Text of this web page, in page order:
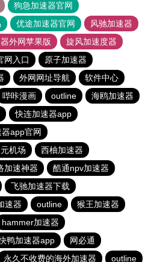
狗急加速器官网
优途加速器官网
风驰加速器
外网苹果版
旋风加速度器
网入口
原子加速器
外网网址导航
软件中心
哔咔漫画 outline
海鸥加速器
快连加速器app
app官网
机场
西柚加速器
加速神器
酷通npv加速器
飞驰加速器下载
速器 outline
猴王加速器
hammer加速器
鸭加速器app
网必通
永久不收费的海外加速器 outline